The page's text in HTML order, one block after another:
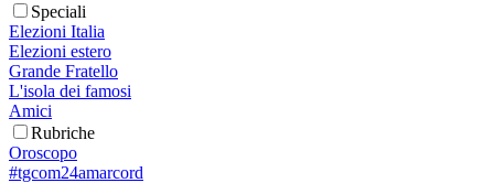
Speciali
Elezioni Italia
Elezioni estero
Grande Fratello
L'isola dei famosi
Amici
Rubriche
Oroscopo
#tgcom24amarcord